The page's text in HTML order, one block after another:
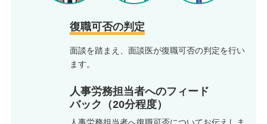
復職可否の判定
面談を踏まえ、面談医が復職可否の判定を行い
ます。
人事労務担当者へのフィード
バック（20分程度）